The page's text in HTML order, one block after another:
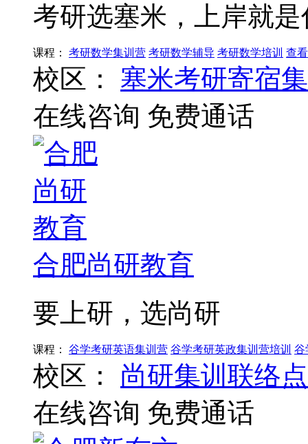
考研选塞米，上岸就是
课程： 考研数学集训营 考研数学辅导 考研数学培训 查
校区：
塞米考研寄宿
在线咨询 免费通话
合肥尚研教育
要上研，选尚研
课程： 谷学考研英语集训营 谷学考研英政集训营培训 谷
校区：
尚研集训联络点
在线咨询 免费通话